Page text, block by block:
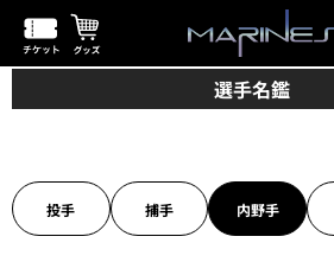
選手名鑑
投手 捕手 内野手